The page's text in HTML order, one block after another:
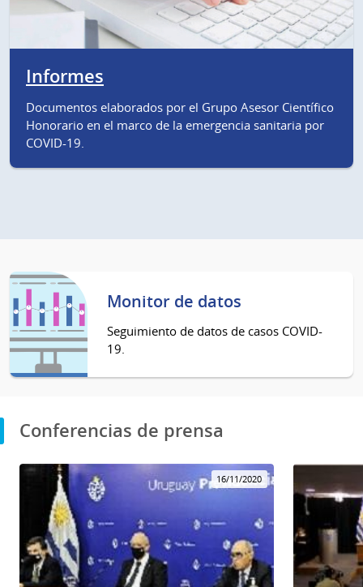
Informes
Documentos elaborados por el Grupo Asesor Científico
Honorario en el marco de la emergencia sanitaria por
COVID-19.
Monitor de datos
Seguimiento de datos de casos COVID-
19.
Conferencias de prensa
16/11/2020